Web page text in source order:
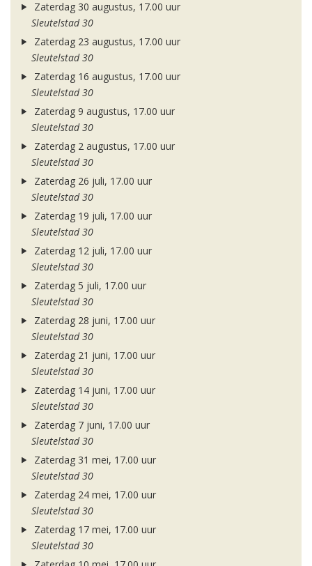
Zaterdag 30 augustus, 17.00 uur
Sleutelstad 30
Zaterdag 23 augustus, 17.00 uur
Sleutelstad 30
Zaterdag 16 augustus, 17.00 uur
Sleutelstad 30
Zaterdag 9 augustus, 17.00 uur
Sleutelstad 30
Zaterdag 2 augustus, 17.00 uur
Sleutelstad 30
Zaterdag 26 juli, 17.00 uur
Sleutelstad 30
Zaterdag 19 juli, 17.00 uur
Sleutelstad 30
Zaterdag 12 juli, 17.00 uur
Sleutelstad 30
Zaterdag 5 juli, 17.00 uur
Sleutelstad 30
Zaterdag 28 juni, 17.00 uur
Sleutelstad 30
Zaterdag 21 juni, 17.00 uur
Sleutelstad 30
Zaterdag 14 juni, 17.00 uur
Sleutelstad 30
Zaterdag 7 juni, 17.00 uur
Sleutelstad 30
Zaterdag 31 mei, 17.00 uur
Sleutelstad 30
Zaterdag 24 mei, 17.00 uur
Sleutelstad 30
Zaterdag 17 mei, 17.00 uur
Sleutelstad 30